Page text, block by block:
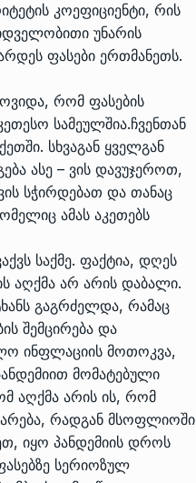
კოეფიციენტი, რის
უნარის
ფასები ერთმანეთს.
რომ ფასების
სამეულშია.ჩვენთან
სხვაგან ყველგან
ასე – ვის დავუჯეროთ,
სჭირდებათ და თანაც
ამას აკეთებს
საქმე. ფაქტია, დღეს
აღქმა არ არის დაბალი.
გაგრძელდა, რამაც
შემცირება და
ინფლაციის მოთოკვა,
მომატებული
აღქმა არის ის, რომ
რადგან მსოფლიოში
იყო პანდემიის დროს
სერიოზულ